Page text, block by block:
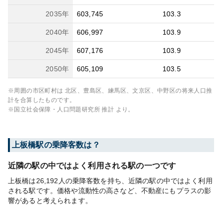
2035年 603,745 103.3
2040年 606,997 103.9
2045年 607,176 103.9
2050年 605,109 103.5
※周囲の市区町村は 北区、豊島区、練馬区、文京区、中野区の将来人口推
計を合算したものです。
※国立社会保障・人口問題研究所 推計 より。
上板橋駅の乗降客数は？
近隣の駅の中ではよく利用される駅の一つです
上板橋は26,192人の乗降客数を持ち、近隣の駅の中ではよく利用
される駅です。価格や流動性の高さなど、不動産にもプラスの影
響があると考えられます。